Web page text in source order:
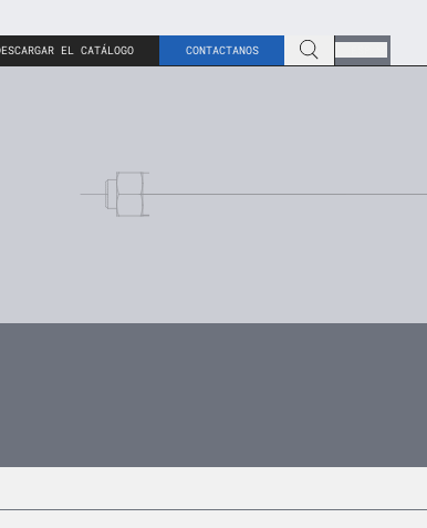
EL CATÁLOGO CONTACTANOS